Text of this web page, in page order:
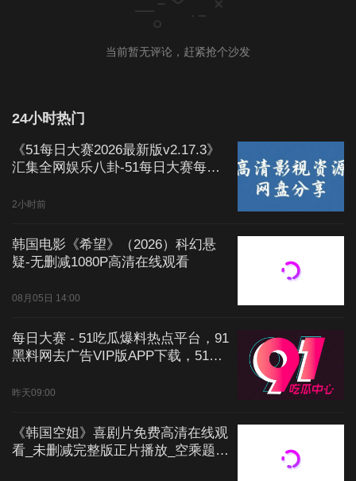
当前暂无评论，赶紧抢个沙发
24小时热门
《51每日大赛2026最新版v2.17.3》
汇集全网娱乐八卦-51每日大赛每日
费在线看无广告
2小时前
韩国电影《希望》（2026）科幻悬
疑-无删减1080P高清在线观看
08月05日 14:00
每日大赛 - 51吃瓜爆料热点平台，91
黑料网去广告VIP版APP下载，51吃
选找资源神器 - 每日大赛免费在线观
昨天09:00
《韩国空姐》喜剧片免费高清在线观
看_未删减完整版正片播放_空乘题材